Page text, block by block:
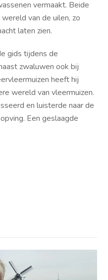
vermaakt. Beide
van de uilen, zo
laten zien.
gids tijdens de
zwaluwen ook bij
heeft hij
wereld van vleermuizen.
en luisterde naar de
Een geslaagde